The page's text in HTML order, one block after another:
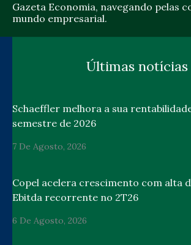
Gazeta Economia, navegando pelas
mundo empresarial.
Últimas notícias
Schaeffler melhora a sua
semestre de 2026
7 De Agosto, 2026
Copel acelera crescimento com alta
Ebitda recorrente no 2T26
6 De Agosto, 2026